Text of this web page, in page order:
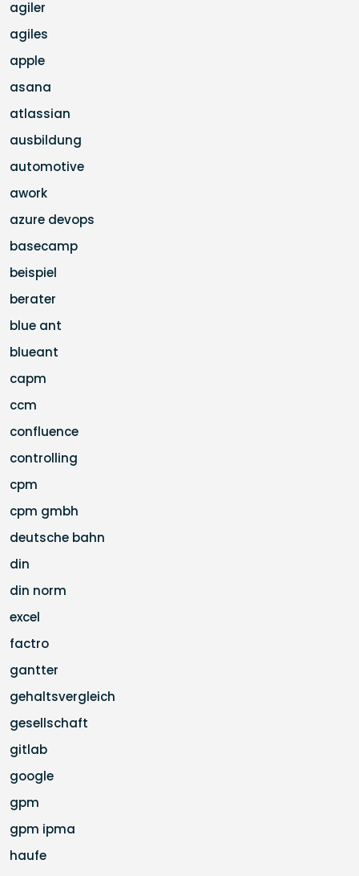
agiler
agiles
apple
asana
atlassian
ausbildung
automotive
awork
azure devops
basecamp
beispiel
berater
blue ant
blueant
capm
ccm
confluence
controlling
cpm
cpm gmbh
deutsche bahn
din
din norm
excel
factro
gantter
gehaltsvergleich
gesellschaft
gitlab
google
gpm
gpm ipma
haufe